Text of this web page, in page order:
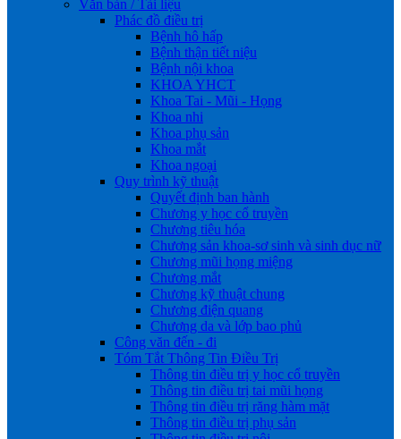
Văn bản / Tài liệu
Phác đồ điều trị
Bệnh hô hấp
Bệnh thận tiết niệu
Bệnh nội khoa
KHOA YHCT
Khoa Tai - Mũi - Họng
Khoa nhi
Khoa phụ sản
Khoa mắt
Khoa ngoại
Quy trình kỹ thuật
Quyết định ban hành
Chương y học cổ truyền
Chương tiêu hóa
Chương sản khoa-sơ sinh và sinh dục nữ
Chương mũi họng miệng
Chương mắt
Chương kỹ thuật chung
Chương điện quang
Chương da và lớp bao phủ
Công văn đến - đi
Tóm Tắt Thông Tin Điều Trị
Thông tin điều trị y học cổ truyền
Thông tin điều trị tai mũi họng
Thông tin điều trị răng hàm mặt
Thông tin điều trị phụ sản